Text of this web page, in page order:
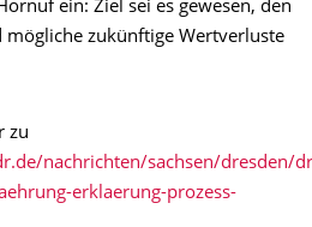
ein: Ziel sei es gewesen, den
mögliche zukünftige Wertverluste
zu
nachrichten/sachsen/dresden/
erklaerung-prozess-